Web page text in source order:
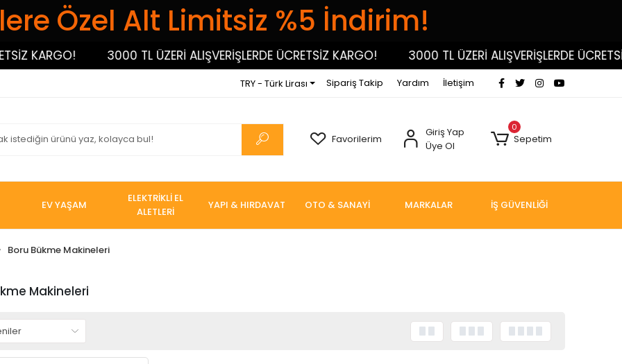
Özel Alt Limitsiz %5 İndirim!
KARGO! 3000 TL ÜZERİ ALIŞVERİŞLERDE ÜCRETSİZ KARGO! 3000 TL ÜZERİ ALIŞVERİŞLERDE ÜCRETSİZ
TRY - Türk Lirası Sipariş Takip Yardım İletişim
Favorilerim
Giriş Yap
Üye Ol
0
Sepetim
EV YAŞAM
ELEKTRİKLİ EL
ALETLERİ
YAPI & HIRDAVAT OTO & SANAYİ MARKALAR İŞ GÜVENLİĞİ
Boru Bükme Makineleri
Makineleri